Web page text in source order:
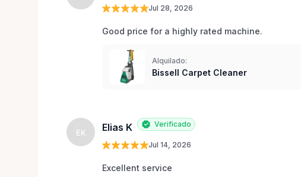
Jul 28, 2026
Good price for a highly rated machine.
Alquilado:
Bissell Carpet Cleaner
EK Elias K Verificado
Jul 14, 2026
Excellent service